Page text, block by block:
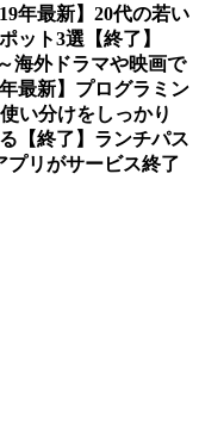
年最新】20代の若い
ット3選 【終了】
海外ドラマや映画で
年最新】プログラミン
い分けをしっかり
【終了】ランチパス
リがサービス終了